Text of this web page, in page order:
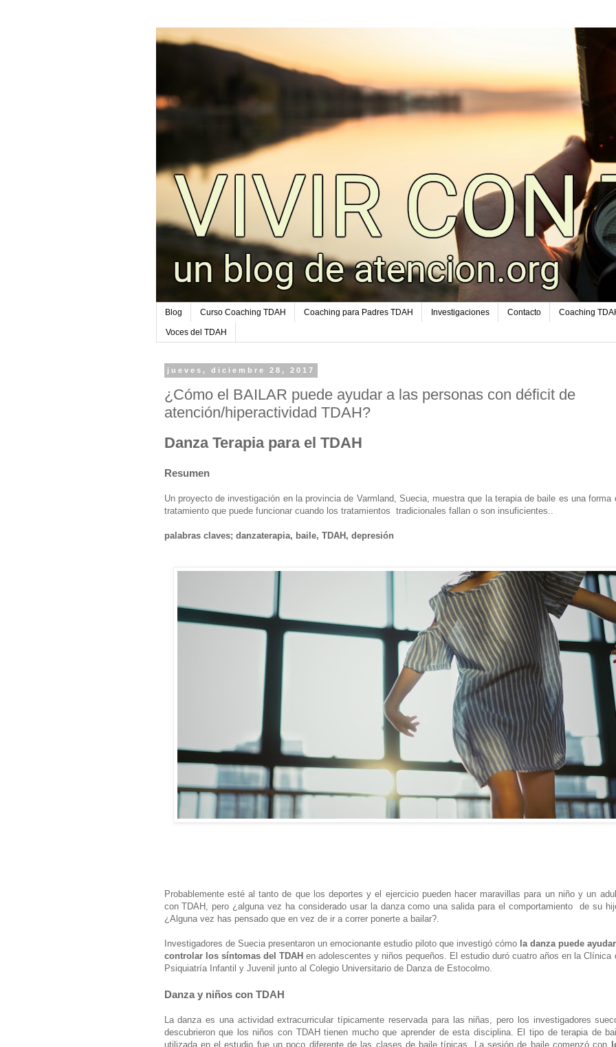
Blog Curso Coaching TDAH Coaching para Padres TDAH Investigaciones Contacto Coaching
Voces del TDAH
jueves, diciembre 28, 2017
¿Cómo el BAILAR puede ayudar a las personas con déficit de
atención/hiperactividad TDAH?
Danza Terapia para el TDAH
Resumen
Un proyecto de investigación en la provincia de Varmland, Suecia, muestra que la terapia de baile es una forma
tratamiento que puede funcionar cuando los tratamientos tradicionales fallan o son insuficientes..
palabras claves; danzaterapia, baile, TDAH, depresión
Probablemente esté al tanto de que los deportes y el ejercicio pueden hacer maravillas para un niño y un
con TDAH, pero ¿alguna vez ha considerado usar la danza como una salida para el comportamiento de su
¿Alguna vez has pensado que en vez de ir a correr ponerte a bailar?.
Investigadores de Suecia presentaron un emocionante estudio piloto que investigó cómo la danza puede
controlar los síntomas del TDAH en adolescentes y niños pequeños. El estudio duró cuatro años en la Clínica
Psiquiatría Infantil y Juvenil junto al Colegio Universitario de Danza de Estocolmo.
Danza y niños con TDAH
La danza es una actividad extracurricular típicamente reservada para las niñas, pero los investigadores
descubrieron que los niños con TDAH tienen mucho que aprender de esta disciplina. El tipo de terapia de
utilizada en el estudio fue un poco diferente de las clases de baile típicas. La sesión de baile comenzó con